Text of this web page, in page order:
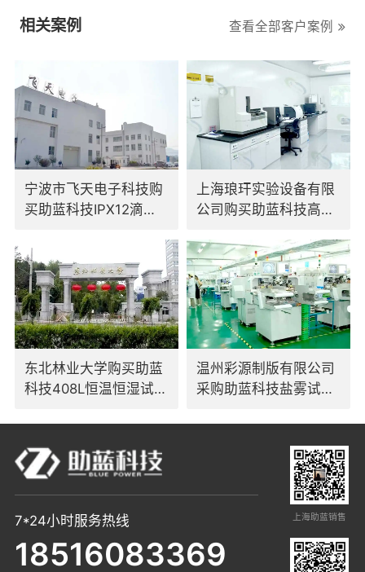
相关案例 查看全部客户案例
宁波市飞天电子科技购
买助蓝科技IPX12滴水
上海琅玕实验设备有限
公司购买助蓝科技高低
东北林业大学购买助蓝
科技408L恒温恒湿试验
温州彩源制版有限公司
采购助蓝科技盐雾试验
7*24小时服务热线
18516083369
上海助蓝销售